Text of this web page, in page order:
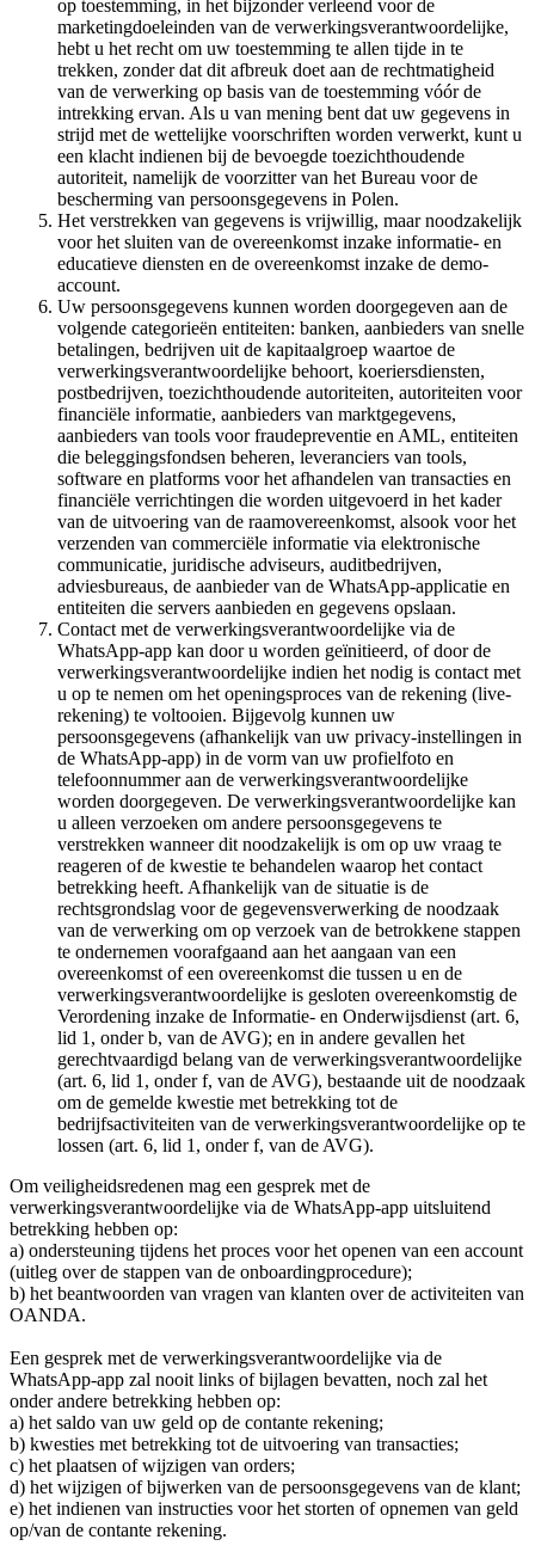
op toestemming, in het bijzonder verleend voor de
marketingdoeleinden van de verwerkingsverantwoordelijke,
hebt u het recht om uw toestemming te allen tijde in te
trekken, zonder dat dit afbreuk doet aan de rechtmatigheid
van de verwerking op basis van de toestemming vóór de
intrekking ervan. Als u van mening bent dat uw gegevens in
strijd met de wettelijke voorschriften worden verwerkt, kunt u
een klacht indienen bij de bevoegde toezichthoudende
autoriteit, namelijk de voorzitter van het Bureau voor de
bescherming van persoonsgegevens in Polen.
Het verstrekken van gegevens is vrijwillig, maar noodzakelijk
voor het sluiten van de overeenkomst inzake informatie- en
educatieve diensten en de overeenkomst inzake de demo-
account.
Uw persoonsgegevens kunnen worden doorgegeven aan de
volgende categorieën entiteiten: banken, aanbieders van snelle
betalingen, bedrijven uit de kapitaalgroep waartoe de
verwerkingsverantwoordelijke behoort, koeriersdiensten,
postbedrijven, toezichthoudende autoriteiten, autoriteiten voor
financiële informatie, aanbieders van marktgegevens,
aanbieders van tools voor fraudepreventie en AML, entiteiten
die beleggingsfondsen beheren, leveranciers van tools,
software en platforms voor het afhandelen van transacties en
financiële verrichtingen die worden uitgevoerd in het kader
van de uitvoering van de raamovereenkomst, alsook voor het
verzenden van commerciële informatie via elektronische
communicatie, juridische adviseurs, auditbedrijven,
adviesbureaus, de aanbieder van de WhatsApp-applicatie en
entiteiten die servers aanbieden en gegevens opslaan.
Contact met de verwerkingsverantwoordelijke via de
WhatsApp-app kan door u worden geïnitieerd, of door de
verwerkingsverantwoordelijke indien het nodig is contact met
u op te nemen om het openingsproces van de rekening (live-
rekening) te voltooien. Bijgevolg kunnen uw
persoonsgegevens (afhankelijk van uw privacy-instellingen in
de WhatsApp-app) in de vorm van uw profielfoto en
telefoonnummer aan de verwerkingsverantwoordelijke
worden doorgegeven. De verwerkingsverantwoordelijke kan
u alleen verzoeken om andere persoonsgegevens te
verstrekken wanneer dit noodzakelijk is om op uw vraag te
reageren of de kwestie te behandelen waarop het contact
betrekking heeft. Afhankelijk van de situatie is de
rechtsgrondslag voor de gegevensverwerking de noodzaak
van de verwerking om op verzoek van de betrokkene stappen
te ondernemen voorafgaand aan het aangaan van een
overeenkomst of een overeenkomst die tussen u en de
verwerkingsverantwoordelijke is gesloten overeenkomstig de
Verordening inzake de Informatie- en Onderwijsdienst (art. 6,
lid 1, onder b, van de AVG); en in andere gevallen het
gerechtvaardigd belang van de verwerkingsverantwoordelijke
(art. 6, lid 1, onder f, van de AVG), bestaande uit de noodzaak
om de gemelde kwestie met betrekking tot de
bedrijfsactiviteiten van de verwerkingsverantwoordelijke op te
lossen (art. 6, lid 1, onder f, van de AVG).
Om veiligheidsredenen mag een gesprek met de
verwerkingsverantwoordelijke via de WhatsApp-app uitsluitend
betrekking hebben op:
a) ondersteuning tijdens het proces voor het openen van een account
(uitleg over de stappen van de onboardingprocedure);
b) het beantwoorden van vragen van klanten over de activiteiten van
OANDA.
Een gesprek met de verwerkingsverantwoordelijke via de
WhatsApp-app zal nooit links of bijlagen bevatten, noch zal het
onder andere betrekking hebben op:
a) het saldo van uw geld op de contante rekening;
b) kwesties met betrekking tot de uitvoering van transacties;
c) het plaatsen of wijzigen van orders;
d) het wijzigen of bijwerken van de persoonsgegevens van de klant;
e) het indienen van instructies voor het storten of opnemen van geld
op/van de contante rekening.